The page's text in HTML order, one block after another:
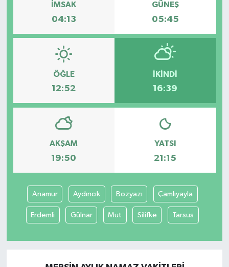
İMSAK
04:13
GÜNEŞ
05:45
ÖĞLE
12:52
İKINDI
16:39
AKŞAM
19:50
YATSI
21:15
Anamur Aydıncık Bozyazı Çamlıyayla
Erdemli Gülnar Mut Silifke Tarsus